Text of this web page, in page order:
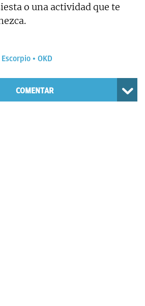
o una actividad que te
OKD
COMENTAR